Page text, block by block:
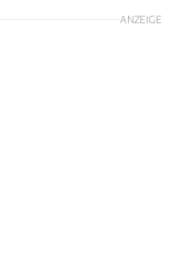
ANZEIGE